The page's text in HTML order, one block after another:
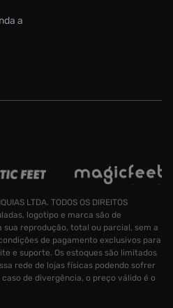
COMPRANDO
Tênis adidas SL 72 OG Feminino
Tamanho: 34 R$ 799,99
AO CARRINHO
a
LTDA. TODOS OS DIREITOS
logotipo e marca são de
sua reprodução, total ou parcial, sem a
de pagamento exclusivos para
e suporte. Os estoques são limitados
rede de lojas físicas podendo sofrer
de divergência, o preço válido é o